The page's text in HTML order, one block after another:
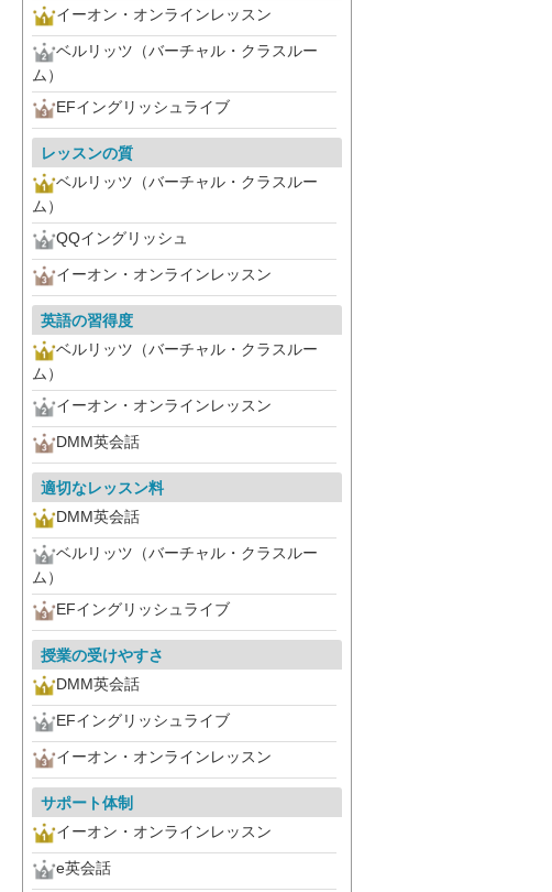
イーオン・オンラインレッスン
ベルリッツ（バーチャル・クラスルー
ム）
EFイングリッシュライブ
レッスンの質
ベルリッツ（バーチャル・クラスルー
ム）
QQイングリッシュ
イーオン・オンラインレッスン
英語の習得度
ベルリッツ（バーチャル・クラスルー
ム）
イーオン・オンラインレッスン
DMM英会話
適切なレッスン料
DMM英会話
ベルリッツ（バーチャル・クラスルー
ム）
EFイングリッシュライブ
授業の受けやすさ
DMM英会話
EFイングリッシュライブ
イーオン・オンラインレッスン
サポート体制
イーオン・オンラインレッスン
e英会話